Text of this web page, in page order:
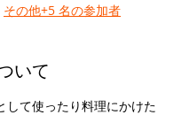
その他+5 名の参加者
いて
して使ったり料理にかけた